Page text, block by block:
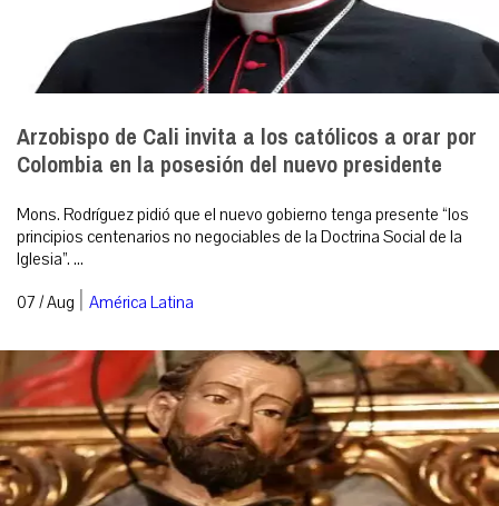
Arzobispo de Cali invita a los católicos a orar por
Colombia en la posesión del nuevo presidente
Mons. Rodríguez pidió que el nuevo gobierno tenga presente “los
principios centenarios no negociables de la Doctrina Social de la
Iglesia”. ...
07 / Aug | América Latina